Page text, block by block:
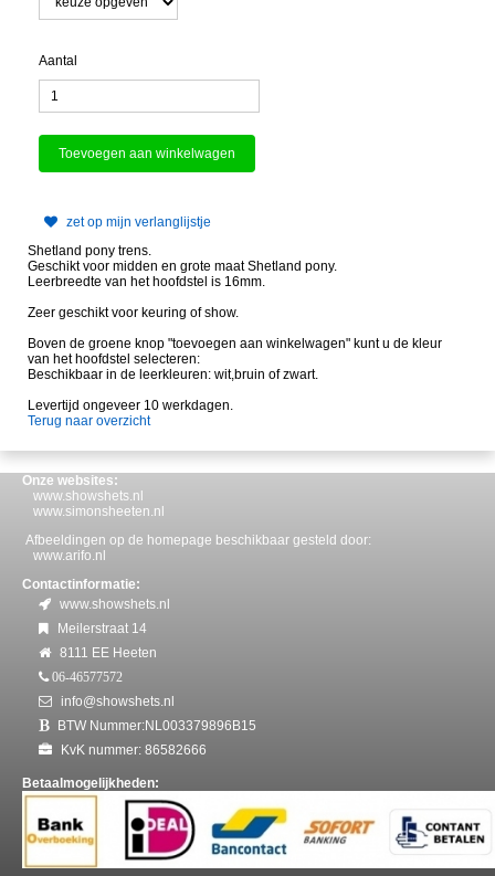
Aantal
zet op mijn verlanglijstje
Shetland pony trens.
Geschikt voor midden en grote maat Shetland pony.
Leerbreedte van het hoofdstel is 16mm.
Zeer geschikt voor keuring of show.
Boven de groene knop "toevoegen aan winkelwagen" kunt u de kleur
van het hoofdstel selecteren:
Beschikbaar in de leerkleuren: wit,bruin of zwart.
Levertijd ongeveer 10 werkdagen.
Terug naar overzicht
Onze websites:
www.showshets.nl
www.simonsheeten.nl
Afbeeldingen op de homepage beschikbaar gesteld door:
www.arifo.nl
Contactinformatie:
www.showshets.nl
Meilerstraat 14
8111 EE Heeten
06-46577572
info@showshets.nl
BTW Nummer:NL003379896B15
KvK nummer: 86582666
Betaalmogelijkheden: